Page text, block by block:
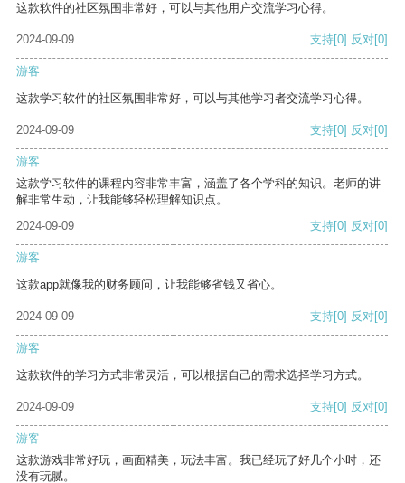
这款软件的社区氛围非常好，可以与其他用户交流学习心得。
2024-09-09 支持[0] 反对[0]
游客
这款学习软件的社区氛围非常好，可以与其他学习者交流学习心得。
2024-09-09 支持[0] 反对[0]
游客
这款学习软件的课程内容非常丰富，涵盖了各个学科的知识。老师的讲
解非常生动，让我能够轻松理解知识点。
2024-09-09
支持[0] 反对[0]
游客
这款app就像我的财务顾问，让我能够省钱又省心。
2024-09-09 支持[0] 反对[0]
游客
这款软件的学习方式非常灵活，可以根据自己的需求选择学习方式。
2024-09-09 支持[0] 反对[0]
游客
这款游戏非常好玩，画面精美，玩法丰富。我已经玩了好几个小时，还
没有玩腻。